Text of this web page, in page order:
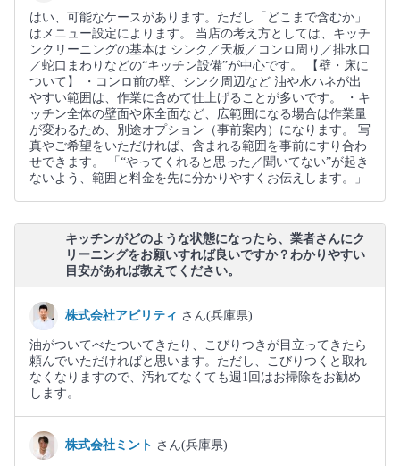
はい、可能なケースがあります。ただし「どこまで含むか」
はメニュー設定によります。 当店の考え方としては、キッチ
ンクリーニングの基本は シンク／天板／コンロ周り／排水口
／蛇口まわりなどの“キッチン設備”が中心です。 【壁・床に
ついて】 ・コンロ前の壁、シンク周辺など 油や水ハネが出
やすい範囲は、作業に含めて仕上げることが多いです。 ・キ
ッチン全体の壁面や床全面など、広範囲になる場合は作業量
が変わるため、別途オプション（事前案内）になります。 写
真やご希望をいただければ、含まれる範囲を事前にすり合わ
せできます。 「“やってくれると思った／聞いてない”が起き
ないよう、範囲と料金を先に分かりやすくお伝えします。」
キッチンがどのような状態になったら、業者さんにク
リーニングをお願いすれば良いですか？わかりやすい
目安があれば教えてください。
株式会社アビリティ さん(兵庫県)
油がついてべたついてきたり、こびりつきが目立ってきたら
頼んでいただければと思います。ただし、こびりつくと取れ
なくなりますので、汚れてなくても週1回はお掃除をお勧め
します。
株式会社ミント さん(兵庫県)